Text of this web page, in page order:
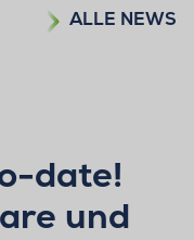
ALLE NEWS
date!
und